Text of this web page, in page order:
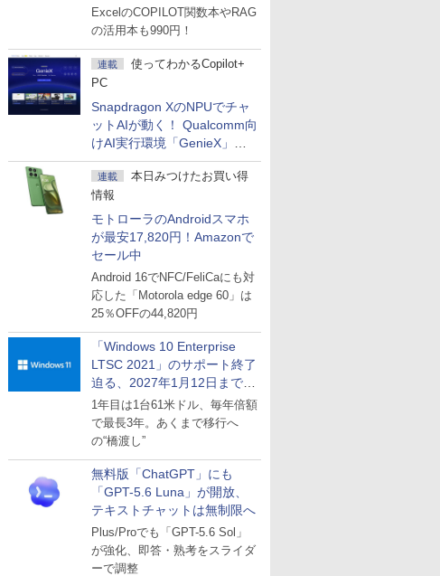
マーセール」第2弾開始！
ExcelのCOPILOT関数本やRAG
の活用本も990円！
連載
使ってわかるCopilot+
PC
Snapdragon XのNPUでチャ
ットAIが動く！ Qualcomm向
けAI実行環境「GenieX」を
試してみた
連載
本日みつけたお買い得
情報
モトローラのAndroidスマホ
が最安17,820円！Amazonで
セール中
Android 16でNFC/FeliCaにも対
応した「Motorola edge 60」は
25％OFFの44,820円
「Windows 10 Enterprise
LTSC 2021」のサポート終了
迫る、2027年1月12日まで
～ESUは9月1日から販売
1年目は1台61米ドル、毎年倍額
で最長3年。あくまで移行へ
の“橋渡し”
無料版「ChatGPT」にも
「GPT-5.6 Luna」が開放、
テキストチャットは無制限へ
Plus/Proでも「GPT-5.6 Sol」
が強化、即答・熟考をスライダ
ーで調整